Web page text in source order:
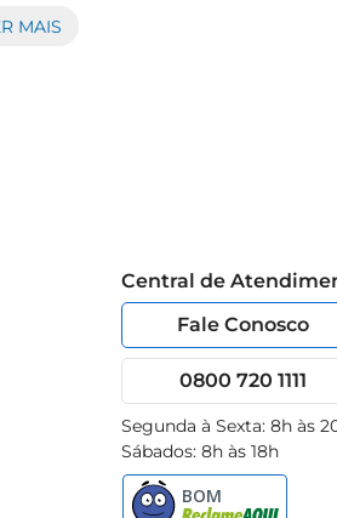
utilizada para diversas ocasiões.
deseja compartilhar delícias
MAIS
Central de
Fale Conosco
0800 720 1111
Segunda à Sexta: 8h às
Sábados: 8h às 18h